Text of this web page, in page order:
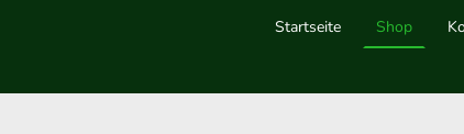
Startseite Shop